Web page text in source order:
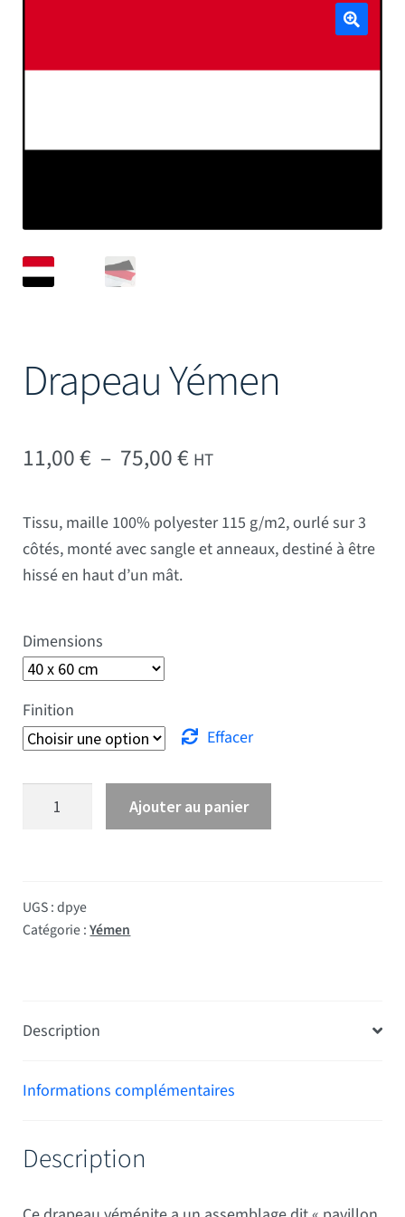
Drapeau Yémen
11,00€ – 75,00€Plage de prix : 11,00 €
HT
Tissu, maille 100% polyester 115 g/m2, ourlé sur 3
côtés, monté avec sangle et anneaux, destiné à être
hissé en haut d’un mât.
Dimensions
Finition
Effacer
quantité de Drapeau Yémen
Ajouter au panier
UGS :dpye
Catégorie :Yémen
Description
Informations complémentaires
Description